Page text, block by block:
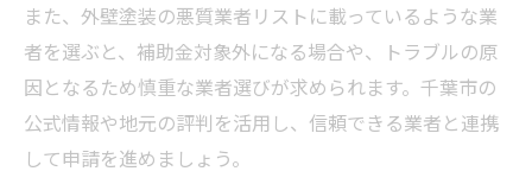
また、外壁塗装の悪質業者リストに載っているような業
者を選ぶと、補助金対象外になる場合や、トラブルの原
因となるため慎重な業者選びが求められます。千葉市の
公式情報や地元の評判を活用し、信頼できる業者と連携
して申請を進めましょう。